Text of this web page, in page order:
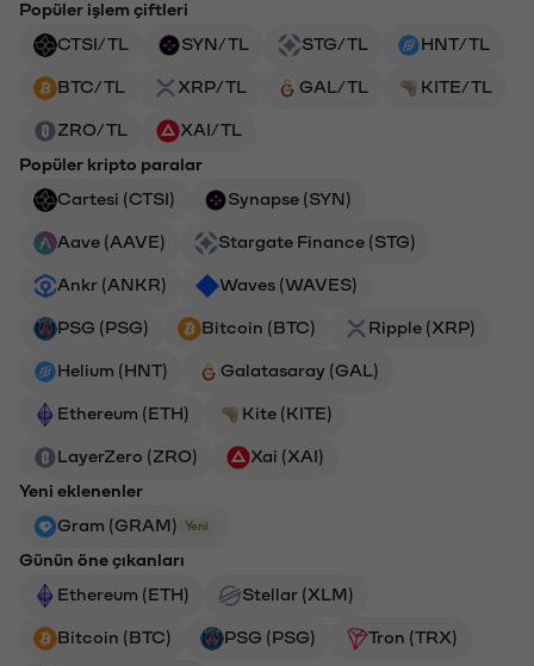
Popüler işlem çiftleri
CTSI/TL
SYN/TL STG/TL HNT/TL
BTC/TL XRP/TL GAL/TL KITE/TL
ZRO/TL
XAI/TL
Popüler kripto paralar
Cartesi (CTSI)
Synapse (SYN)
Aave (AAVE) Stargate Finance (STG)
Ankr (ANKR) Waves (WAVES)
PSG (PSG) Bitcoin (BTC) Ripple (XRP)
Helium (HNT) Galatasaray (GAL)
Ethereum (ETH) Kite (KITE)
LayerZero (ZRO)
Xai (XAI)
Yeni eklenenler
Gram (GRAM)
Yeni
Günün öne çıkanları
Ethereum (ETH)
Stellar (XLM)
Bitcoin (BTC) PSG (PSG) Tron (TRX)